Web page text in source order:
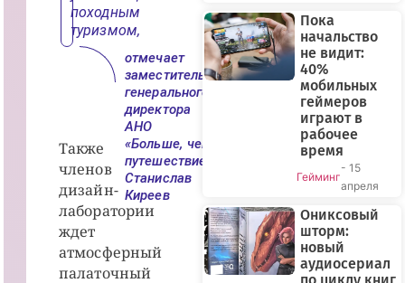
походным
туризмом,
отмечает
заместитель
генерального
директора
АНО
«Больше, чем
путешествие»
Станислав
Киреев
Также
членов
дизайн-
лаборатории
ждет
атмосферный
палаточный
Пока
начальство
не видит:
40%
мобильных
геймеров
играют в
рабочее
время
Гейминг
- 15
апреля
Ониксовый
шторм:
новый
аудиосериал